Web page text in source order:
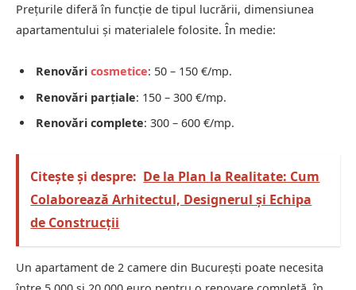
Prețurile diferă în funcție de tipul lucrării, dimensiunea
apartamentului și materialele folosite. În medie:
Renovări cosmetice: 50 – 150 €/mp.
Renovări parțiale: 150 – 300 €/mp.
Renovări complete: 300 – 600 €/mp.
Citește și despre: De la Plan la Realitate: Cum
Colaborează Arhitectul, Designerul și Echipa
de Construcții
Un apartament de 2 camere din București poate necesita